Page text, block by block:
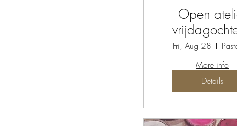
Open
Fri, Aug 28
More info
Details